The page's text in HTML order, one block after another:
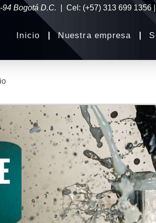
Bogotá D.C. | Cel: (+57) 313 699 1356
Inicio Nuestra empresa